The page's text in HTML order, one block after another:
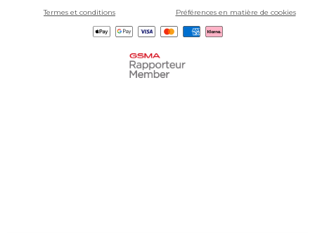
Termes et conditions
Préférences en matière de cookies